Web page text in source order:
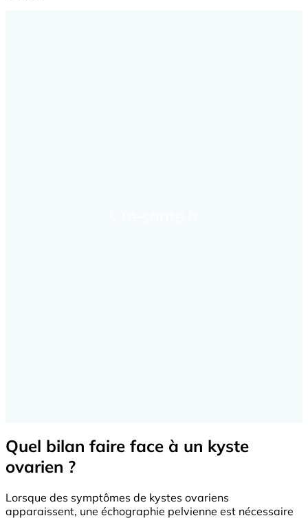
Quel bilan faire face à un kyste
ovarien ?
Lorsque des symptômes de kystes ovariens
apparaissent, une échographie pelvienne est nécessaire